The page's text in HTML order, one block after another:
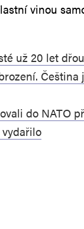
vinou
už 20 let
do NATO